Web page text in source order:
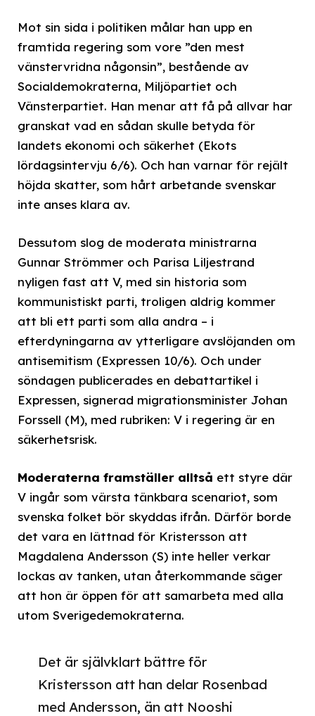
Mot sin sida i politiken målar han upp en
framtida regering som vore ”den mest
vänstervridna någonsin”, bestående av
Socialdemokraterna, Miljöpartiet och
Vänsterpartiet. Han menar att få på allvar har
granskat vad en sådan skulle betyda för
landets ekonomi och säkerhet (Ekots
lördagsintervju 6/6). Och han varnar för rejält
höjda skatter, som hårt arbetande svenskar
inte anses klara av.
Dessutom slog de moderata ministrarna
Gunnar Strömmer och Parisa Liljestrand
nyligen fast att V, med sin historia som
kommunistiskt parti, troligen aldrig kommer
att bli ett parti som alla andra – i
efterdyningarna av ytterligare avslöjanden om
antisemitism (Expressen 10/6). Och under
söndagen publicerades en debattartikel i
Expressen, signerad migrationsminister Johan
Forssell (M), med rubriken: V i regering är en
säkerhetsrisk.
Moderaterna framställer alltså ett styre där
V ingår som värsta tänkbara scenariot, som
svenska folket bör skyddas ifrån. Därför borde
det vara en lättnad för Kristersson att
Magdalena Andersson (S) inte heller verkar
lockas av tanken, utan återkommande säger
att hon är öppen för att samarbeta med alla
utom Sverigedemokraterna.
Det är självklart bättre för
Kristersson att han delar Rosenbad
med Andersson, än att Nooshi